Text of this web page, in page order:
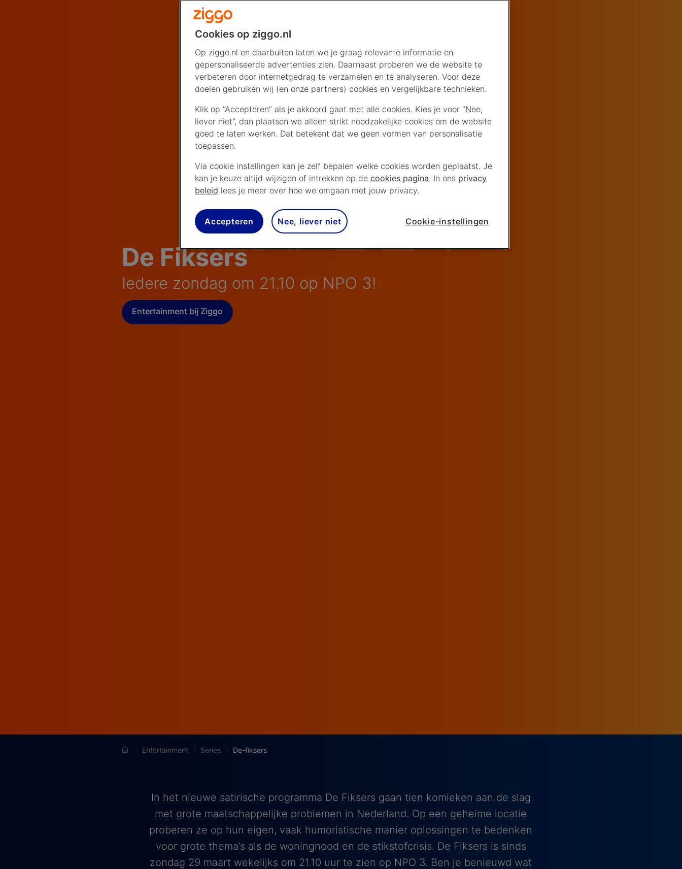
De Fiksers
Iedere zondag om 21.10 op NPO 3!
Entertainment bij Ziggo
Entertainment Series De-fiksers
In het nieuwe satirische programma De Fiksers gaan tien komieken aan de slag
met grote maatschappelijke problemen in Nederland. Op een geheime locatie
proberen ze op hun eigen, vaak humoristische manier oplossingen te bedenken
voor grote thema’s als de woningnood en de stikstofcrisis. De Fiksers is sinds
zondag 29 maart wekelijks om 21.10 uur te zien op NPO 3. Ben je benieuwd wat
Cookies op ziggo.nl
Op ziggo.nl en daarbuiten laten we je graag relevante informatie en
gepersonaliseerde advertenties zien. Daarnaast proberen we de website te
verbeteren door internetgedrag te verzamelen en te analyseren. Voor deze
doelen gebruiken wij (en onze partners) cookies en vergelijkbare technieken.
Klik op “Accepteren” als je akkoord gaat met alle cookies. Kies je voor “Nee,
liever niet”, dan plaatsen we alleen strikt noodzakelijke cookies om de website
goed te laten werken. Dat betekent dat we geen vormen van personalisatie
toepassen.
Via cookie instellingen kan je zelf bepalen welke cookies worden geplaatst. Je
kan je keuze altijd wijzigen of intrekken op de cookies pagina. In ons privacy
beleid lees je meer over hoe we omgaan met jouw privacy.
Accepteren Nee, liever niet Cookie-instellingen